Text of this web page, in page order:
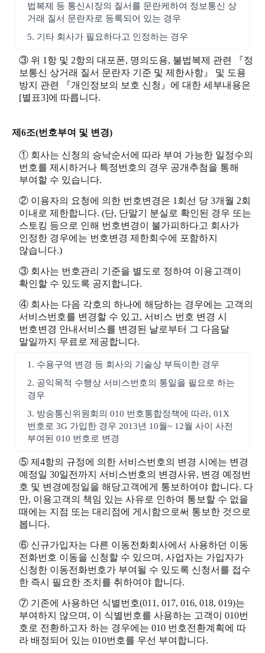
법복제 등 통신시장의 질서를 문란케하여 정보통신 상
거래 질서 문란자로 등록되어 있는 경우
5. 기타 회사가 필요하다고 인정하는 경우
③ 위 1항 및 2항의 대포폰, 명의도용, 불법복제 관련 『정
보통신 상거래 질서 문란자 기준 및 제한사항』 및 도용
방지 관련 『개인정보의 보호 신청』에 대한 세부내용은
[별표3]에 따릅니다.
제6조(번호부여 및 변경)
① 회사는 신청의 승낙순서에 따라 부여 가능한 일정수의
번호를 제시하거나 특정번호의 경우 공개추첨을 통해
부여할 수 있습니다.
② 이용자의 요청에 의한 번호변경은 1회선 당 3개월 2회
이내로 제한합니다. (단, 단말기 분실로 확인된 경우 또는
스토킹 등으로 인해 번호변경이 불가피하다고 회사가
인정한 경우에는 번호변경 제한회수에 포함하지
않습니다.)
③ 회사는 번호관리 기준을 별도로 정하여 이용고객이
확인할 수 있도록 공지합니다.
④ 회사는 다음 각호의 하나에 해당하는 경우에는 고객의
서비스번호를 변경할 수 있고, 서비스 번호 변경 시
번호변경 안내서비스를 변경된 날로부터 그 다음달
말일까지 무료로 제공합니다.
1. 수용구역 변경 등 회사의 기술상 부득이한 경우
2. 공익목적 수행상 서비스번호의 통일을 필요로 하는
경우
3. 방송통신위원회의 010 번호통합정책에 따라, 01X
번호로 3G 가입한 경우 2013년 10월~ 12월 사이 사전
부여된 010 번호로 변경
⑤ 제4항의 규정에 의한 서비스번호의 변경 시에는 변경
예정일 30일전까지 서비스번호의 변경사유, 변경 예정번
호 및 변경예정일을 해당고객에게 통보하여야 합니다. 다
만, 이용고객의 책임 있는 사유로 인하여 통보할 수 없을
때에는 지점 또는 대리점에 게시함으로써 통보한 것으로
봅니다.
⑥ 신규가입자는 다른 이동전화회사에서 사용하던 이동
전화번호 이동을 신청할 수 있으며, 사업자는 가입자가
신청한 이동전화번호가 부여될 수 있도록 신청서를 접수
한 즉시 필요한 조치를 취하여야 합니다.
⑦ 기존에 사용하던 식별번호(011, 017, 016, 018, 019)는
부여하지 않으며, 이 식별번호를 사용하는 고객이 010번
호로 전환하고자 하는 경우에는 010 번호전환계획에 따
라 배정되어 있는 010번호를 우선 부여합니다.